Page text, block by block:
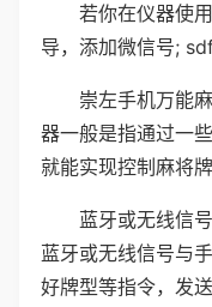
若你在仪器使
导，添加微信号;
崇左手机万能
器一般是指通过一
就能实现控制麻将
蓝牙或无线信
蓝牙或无线信号与
好牌型等指令，发